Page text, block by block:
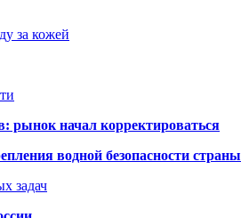
за кожей
рынок начал корректироваться
водной безопасности страны
задач